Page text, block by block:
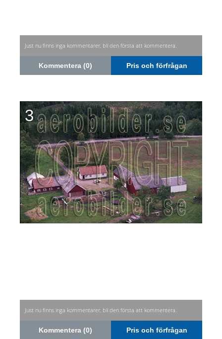
Just nu finns inga kommentarer, bli den första att kommentera.
Kommentera (0) Pris och förfrågan
3
Just nu finns inga kommentarer, bli den första att kommentera.
Kommentera (0) Pris och förfrågan